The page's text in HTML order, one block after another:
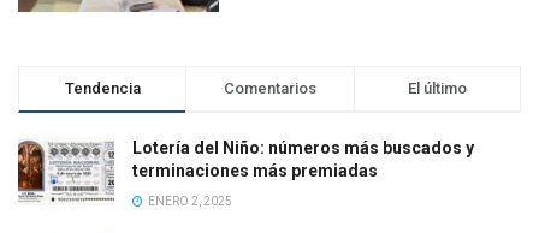
Tendencia Comentarios El último
Lotería del Niño: números más buscados y
terminaciones más premiadas
ENERO 2, 2025